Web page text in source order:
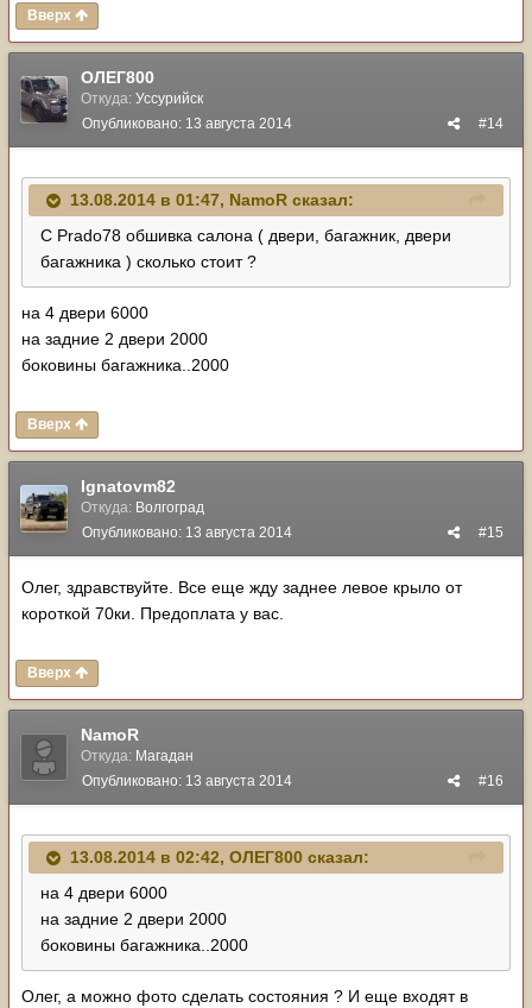
Вверх
ОЛЕГ800
Откуда: Уссурийск
#14
Опубликовано: 13 августа 2014
13.08.2014 в 01:47, NamoR сказал:
С Prado78 обшивка салона ( двери, багажник, двери
багажника ) сколько стоит ?
на 4 двери 6000
на задние 2 двери 2000
боковины багажника..2000
Вверх
Ignatovm82
Откуда: Волгоград
#15
Опубликовано: 13 августа 2014
Олег, здравствуйте. Все еще жду заднее левое крыло от
короткой 70ки. Предоплата у вас.
Вверх
NamoR
Откуда: Магадан
#16
Опубликовано: 13 августа 2014
13.08.2014 в 02:42, ОЛЕГ800 сказал:
на 4 двери 6000
на задние 2 двери 2000
боковины багажника..2000
Олег, а можно фото сделать состояния ? И еще входят в